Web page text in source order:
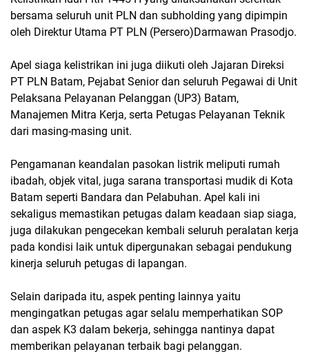
bersama seluruh unit PLN dan subholding yang dipimpin
oleh Direktur Utama PT PLN (Persero)Darmawan Prasodjo.
Apel siaga kelistrikan ini juga diikuti oleh Jajaran Direksi
PT PLN Batam, Pejabat Senior dan seluruh Pegawai di Unit
Pelaksana Pelayanan Pelanggan (UP3) Batam,
Manajemen Mitra Kerja, serta Petugas Pelayanan Teknik
dari masing-masing unit.
Pengamanan keandalan pasokan listrik meliputi rumah
ibadah, objek vital, juga sarana transportasi mudik di Kota
Batam seperti Bandara dan Pelabuhan. Apel kali ini
sekaligus memastikan petugas dalam keadaan siap siaga,
juga dilakukan pengecekan kembali seluruh peralatan kerja
pada kondisi laik untuk dipergunakan sebagai pendukung
kinerja seluruh petugas di lapangan.
Selain daripada itu, aspek penting lainnya yaitu
mengingatkan petugas agar selalu memperhatikan SOP
dan aspek K3 dalam bekerja, sehingga nantinya dapat
memberikan pelayanan terbaik bagi pelanggan.